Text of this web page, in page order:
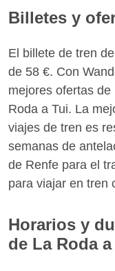
Billetes y
El billete de tren
de 58 €. Con
mejores ofertas
Roda a Tui. La
viajes de tren es
semanas de
de Renfe para el
para viajar en tren
Horarios y
de La Roda a